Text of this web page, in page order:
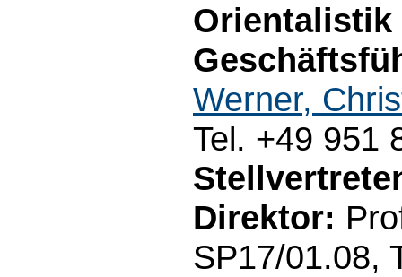
Orientalistik
Werner,
Tel. +49 951
Direktor:
SP17/01.08,